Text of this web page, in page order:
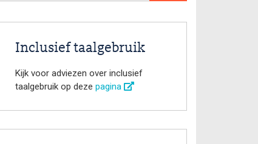
Inclusief taalgebruik
Kijk voor adviezen over inclusief
taalgebruik op deze pagina